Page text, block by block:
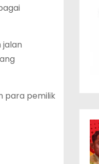
jalan
para pemilik